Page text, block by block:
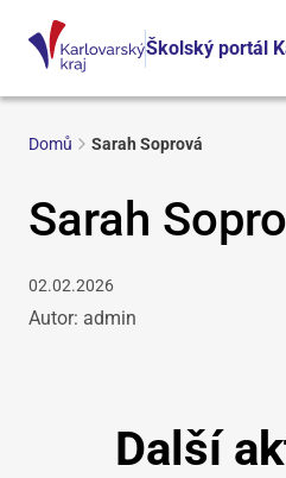
Školský portál
Domů Sarah Soprová
Sarah
02.02.2026
Autor: admin
Další